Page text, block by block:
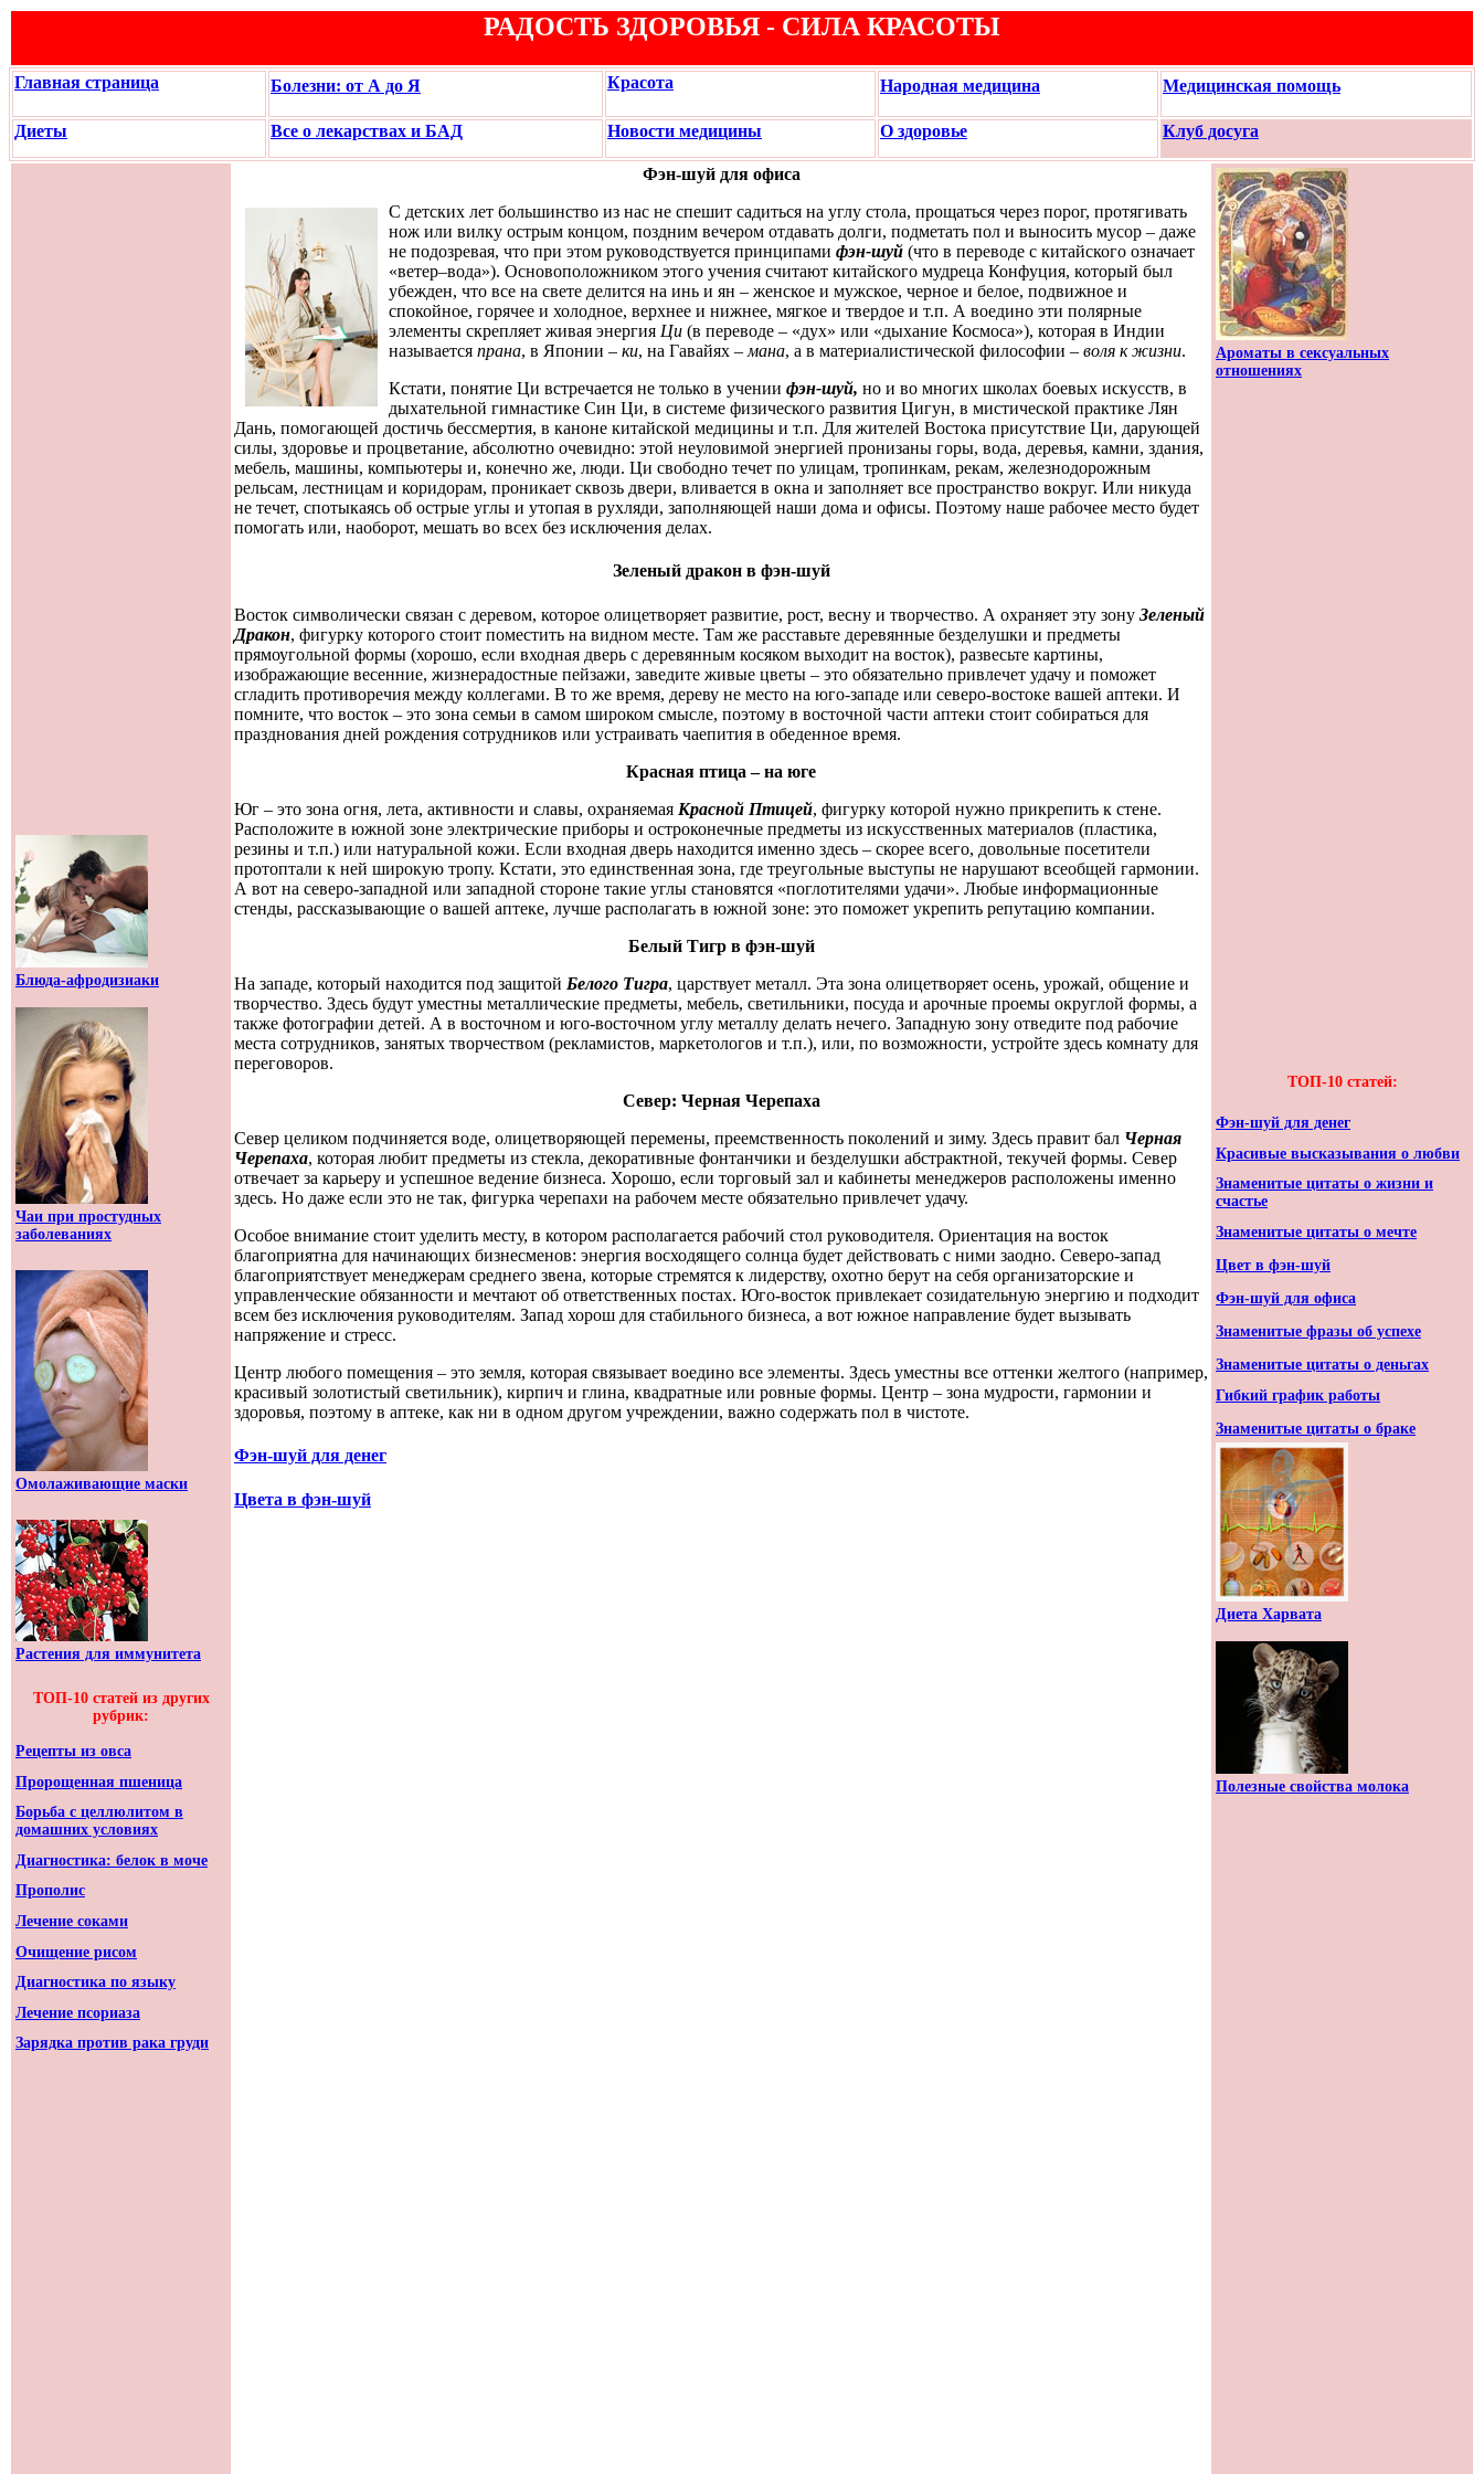
РАДОСТЬ ЗДОРОВЬЯ - СИЛА КРАСОТЫ
Главная страница Болезни: от А до Я Красота Народная медицина Медицинская помощь
Диеты Все о лекарствах и БАД Новости медицины О здоровье Клуб досуга
Блюда-афродизиаки
Чаи при простудных
заболеваниях
Омолаживающие маски
Растения для иммунитета
ТОП-10 статей из других
рубрик:
Рецепты из овса
Пророщенная пшеница
Борьба с целлюлитом в
домашних условиях
Диагностика: белок в моче
Прополис
Лечение соками
Очищение рисом
Диагностика по языку
Лечение псориаза
Зарядка против рака груди
Фэн-шуй для офиса
С детских лет большинство из нас не спешит садиться на углу стола, прощаться через порог, протягивать
нож или вилку острым концом, поздним вечером отдавать долги, подметать пол и выносить мусор – даже
не подозревая, что при этом руководствуется принципами фэн-шуй (что в переводе с китайского означает
«ветер–вода»). Основоположником этого учения считают китайского мудреца Конфуция, который был
убежден, что все на свете делится на инь и ян – женское и мужское, черное и белое, подвижное и
спокойное, горячее и холодное, верхнее и нижнее, мягкое и твердое и т.п. А воедино эти полярные
элементы скрепляет живая энергия Ци (в переводе – «дух» или «дыхание Космоса»), которая в Индии
называется прана, в Японии – ки, на Гавайях – мана, а в материалистической философии – воля к жизни.
Кстати, понятие Ци встречается не только в учении фэн-шуй, но и во многих школах боевых искусств, в
дыхательной гимнастике Син Ци, в системе физического развития Цигун, в мистической практике Лян
Дань, помогающей достичь бессмертия, в каноне китайской медицины и т.п. Для жителей Востока присутствие Ци, дарующей
силы, здоровье и процветание, абсолютно очевидно: этой неуловимой энергией пронизаны горы, вода, деревья, камни, здания,
мебель, машины, компьютеры и, конечно же, люди. Ци свободно течет по улицам, тропинкам, рекам, железнодорожным
рельсам, лестницам и коридорам, проникает сквозь двери, вливается в окна и заполняет все пространство вокруг. Или никуда
не течет, спотыкаясь об острые углы и утопая в рухляди, заполняющей наши дома и офисы. Поэтому наше рабочее место будет
помогать или, наоборот, мешать во всех без исключения делах.
Зеленый дракон в фэн-шуй
Восток символически связан с деревом, которое олицетворяет развитие, рост, весну и творчество. А охраняет эту зону Зеленый
Дракон, фигурку которого стоит поместить на видном месте. Там же расставьте деревянные безделушки и предметы
прямоугольной формы (хорошо, если входная дверь с деревянным косяком выходит на восток), развесьте картины,
изображающие весенние, жизнерадостные пейзажи, заведите живые цветы – это обязательно привлечет удачу и поможет
сгладить противоречия между коллегами. В то же время, дереву не место на юго-западе или северо-востоке вашей аптеки. И
помните, что восток – это зона семьи в самом широком смысле, поэтому в восточной части аптеки стоит собираться для
празднования дней рождения сотрудников или устраивать чаепития в обеденное время.
Красная птица – на юге
Юг – это зона огня, лета, активности и славы, охраняемая Красной Птицей, фигурку которой нужно прикрепить к стене.
Расположите в южной зоне электрические приборы и остроконечные предметы из искусственных материалов (пластика,
резины и т.п.) или натуральной кожи. Если входная дверь находится именно здесь – скорее всего, довольные посетители
протоптали к ней широкую тропу. Кстати, это единственная зона, где треугольные выступы не нарушают всеобщей гармонии.
А вот на северо-западной или западной стороне такие углы становятся «поглотителями удачи». Любые информационные
стенды, рассказывающие о вашей аптеке, лучше располагать в южной зоне: это поможет укрепить репутацию компании.
Белый Тигр в фэн-шуй
На западе, который находится под защитой Белого Тигра, царствует металл. Эта зона олицетворяет осень, урожай, общение и
творчество. Здесь будут уместны металлические предметы, мебель, светильники, посуда и арочные проемы округлой формы, а
также фотографии детей. А в восточном и юго-восточном углу металлу делать нечего. Западную зону отведите под рабочие
места сотрудников, занятых творчеством (рекламистов, маркетологов и т.п.), или, по возможности, устройте здесь комнату для
переговоров.
Север: Черная Черепаха
Север целиком подчиняется воде, олицетворяющей перемены, преемственность поколений и зиму. Здесь правит бал Черная
Черепаха, которая любит предметы из стекла, декоративные фонтанчики и безделушки абстрактной, текучей формы. Север
отвечает за карьеру и успешное ведение бизнеса. Хорошо, если торговый зал и кабинеты менеджеров расположены именно
здесь. Но даже если это не так, фигурка черепахи на рабочем месте обязательно привлечет удачу.
Особое внимание стоит уделить месту, в котором располагается рабочий стол руководителя. Ориентация на восток
благоприятна для начинающих бизнесменов: энергия восходящего солнца будет действовать с ними заодно. Северо-запад
благоприятствует менеджерам среднего звена, которые стремятся к лидерству, охотно берут на себя организаторские и
управленческие обязанности и мечтают об ответственных постах. Юго-восток привлекает созидательную энергию и подходит
всем без исключения руководителям. Запад хорош для стабильного бизнеса, а вот южное направление будет вызывать
напряжение и стресс.
Центр любого помещения – это земля, которая связывает воедино все элементы. Здесь уместны все оттенки желтого (например,
красивый золотистый светильник), кирпич и глина, квадратные или ровные формы. Центр – зона мудрости, гармонии и
здоровья, поэтому в аптеке, как ни в одном другом учреждении, важно содержать пол в чистоте.
Фэн-шуй для денег
Цвета в фэн-шуй
Ароматы в сексуальных
отношениях
ТОП-10 статей:
Фэн-шуй для денег
Красивые высказывания о любви
Знаменитые цитаты о жизни и
счастье
Знаменитые цитаты о мечте
Цвет в фэн-шуй
Фэн-шуй для офиса
Знаменитые фразы об успехе
Знаменитые цитаты о деньгах
Гибкий график работы
Знаменитые цитаты о браке
Диета Харвата
Полезные свойства молока